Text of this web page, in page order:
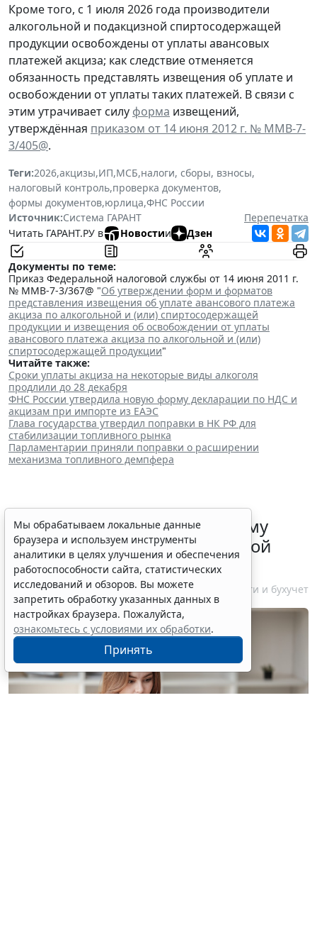
Кроме того, с 1 июля 2026 года производители
алкогольной и подакцизной спиртосодержащей
продукции освобождены от уплаты авансовых
платежей акциза; как следствие отменяется
обязанность представлять извещения об уплате и
освобождении от уплаты таких платежей. В связи с
этим утрачивает силу форма извещений,
утверждённая приказом от 14 июня 2012 г. № ММВ-7-
3/405@.
Теги:2026,акцизы,ИП,МСБ,налоги, сборы, взносы,
налоговый контроль,проверка документов,
формы документов,юрлица,ФНС России
Источник:Система ГАРАНТ
Перепечатка
Читать ГАРАНТ.РУ в
Новостии Дзен
Документы по теме:
Приказ Федеральной налоговой службы от 14 июня 2011 г.
№ ММВ-7-3/367@ "Об утверждении форм и форматов
представления извещения об уплате авансового платежа
акциза по алкогольной и (или) спиртосодержащей
продукции и извещения об освобождении от уплаты
авансового платежа акциза по алкогольной и (или)
спиртосодержащей продукции"
Читайте также:
Сроки уплаты акциза на некоторые виды алкоголя
продлили до 28 декабря
ФНС России утвердила новую форму декларации по НДС и
акцизам при импорте из ЕАЭС
Глава государства утвердил поправки в НК РФ для
стабилизации топливного рынка
Парламентарии приняли поправки о расширении
механизма топливного демпфера
ФНС России рассказала малому
бизнесу о порядке упрощенной
ликвидации компании
7 августа 2026 18:16 Налоги и бухучет
Мы обрабатываем локальные данные
браузера и используем инструменты
аналитики в целях улучшения и обеспечения
работоспособности сайта, статистических
исследований и обзоров. Вы можете
запретить обработку указанных данных в
настройках браузера. Пожалуйста,
ознакомьтесь с условиями их обработки.
Принять